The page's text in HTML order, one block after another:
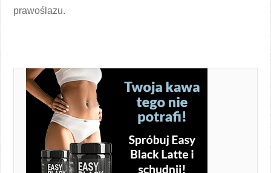
prawoślazu.